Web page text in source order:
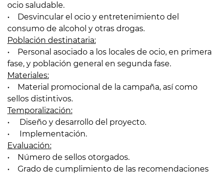
ocio saludable.
• Desvincular el ocio y entretenimiento del
consumo de alcohol y otras drogas.
Población destinataria:
• Personal asociado a los locales de ocio, en primera
fase, y población general en segunda fase.
Materiales:
• Material promocional de la campaña, así como
sellos distintivos.
Temporalización:
• Diseño y desarrollo del proyecto.
• Implementación.
Evaluación:
• Número de sellos otorgados.
• Grado de cumplimiento de las recomendaciones